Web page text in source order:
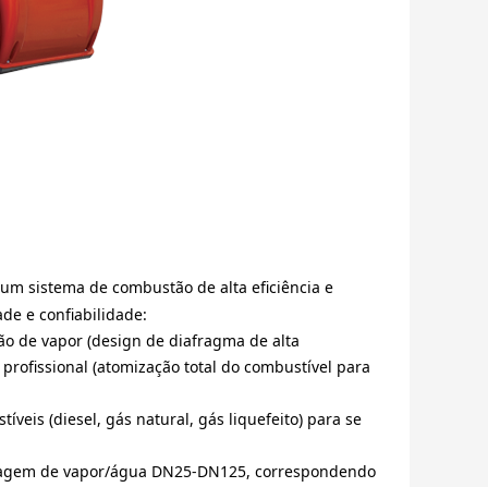
sistema de combustão de alta eficiência e
e confiabilidade:
de vapor (design de diafragma de alta
(atomização total do combustível para
(diesel, gás natural, gás liquefeito) para se
de vapor/água DN25-DN125, correspondendo